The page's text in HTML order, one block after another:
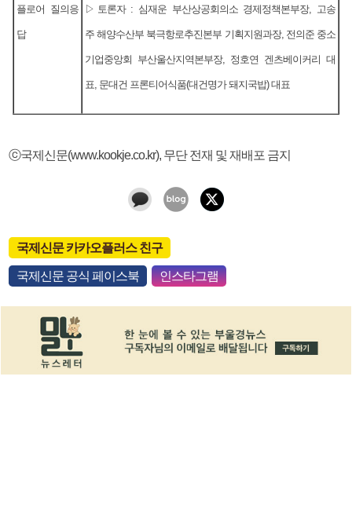
플로어 질의응
답
▷토론자 : 심재운 부산상공회의소 경제정책본부장, 고송
주 해양수산부 북극항로추진본부 기획지원과장, 전의준 중소
기업중앙회 부산울산지역본부장, 정호연 겐츠베이커리 대
표, 문대건 프론티어식품(대건명가 돼지국밥) 대표
ⓒ국제신문(www.kookje.co.kr), 무단 전재 및 재배포 금지
국제신문 카카오플러스 친구
국제신문 공식 페이스북 인스타그램